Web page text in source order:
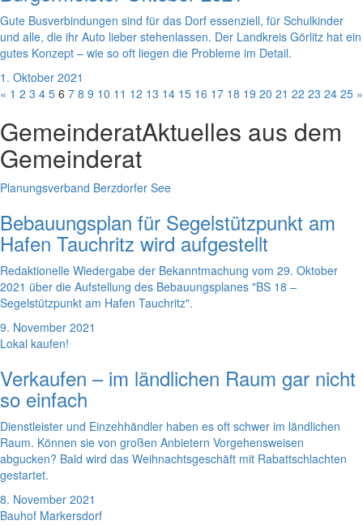
Gute Busverbindungen sind für das Dorf essenziell, für Schulkinder
und alle, die ihr Auto lieber stehenlassen. Der Landkreis Görlitz hat ein
gutes Konzept – wie so oft liegen die Probleme im Detail.
1. Oktober 2021
« 1 2 3 4 5 6 7 8 9 10 11 12 13 14 15 16 17 18 19 20 21 22 23 24 25 »
GemeinderatAktuelles aus dem
Gemeinderat
Planungsverband Berzdorfer See
Bebauungsplan für Segelstützpunkt am
Hafen Tauchritz wird aufgestellt
Redaktionelle Wiedergabe der Bekanntmachung vom 29. Oktober
2021 über die Aufstellung des Bebauungsplanes "BS 18 –
Segelstützpunkt am Hafen Tauchritz".
9. November 2021
Lokal kaufen!
Verkaufen – im ländlichen Raum gar nicht
so einfach
Dienstleister und Einzehhändler haben es oft schwer im ländlichen
Raum. Können sie von großen Anbietern Vorgehensweisen
abgucken? Bald wird das Weihnachtsgeschäft mit Rabattschlachten
gestartet.
8. November 2021
Bauhof Markersdorf